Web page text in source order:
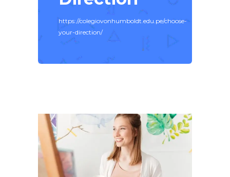
https://colegiovonhumboldt.edu.pe/choose-
your-direction/